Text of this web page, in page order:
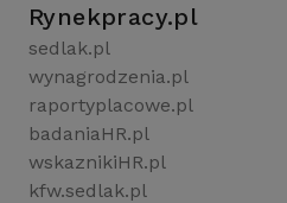
Rynekpracy.pl
sedlak.pl
wynagrodzenia.pl
raportyplacowe.pl
badaniaHR.pl
wskaznikiHR.pl
kfw.sedlak.pl